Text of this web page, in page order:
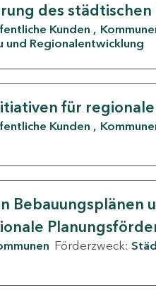
des städtischen
Kunden
und Regionalentwicklung
für
Kunden
Bebauungsplänen
Förderzweck: